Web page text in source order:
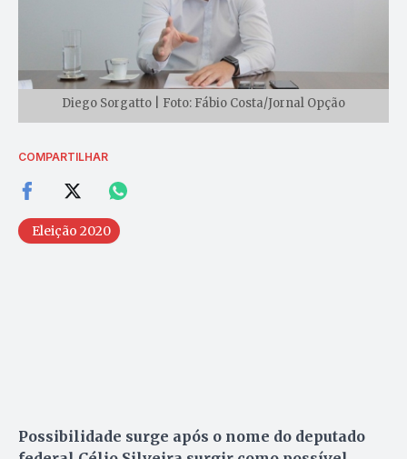
Diego Sorgatto | Foto: Fábio Costa/Jornal Opção
COMPARTILHAR
Eleição 2020
Possibilidade surge após o nome do deputado